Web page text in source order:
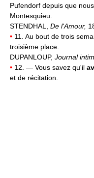
Pufendorf depuis que nous
Montesquieu.
STENDHAL, De l'Amour,
• 11. Au bout de trois
troisième place.
DUPANLOUP, Journal
• 12. — Vous savez qu'il
et de récitation.